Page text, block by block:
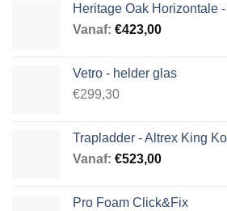
Heritage Oak Horizontale
Vanaf: €423,00
Vetro - helder glas
€299,30
Trapladder - Altrex King
Vanaf: €523,00
Pro Foam Click&Fix